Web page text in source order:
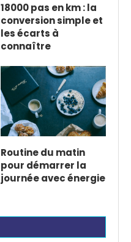
18000 pas en km : la
conversion simple et
les écarts à
connaître
Routine du matin
pour démarrer la
journée avec énergie